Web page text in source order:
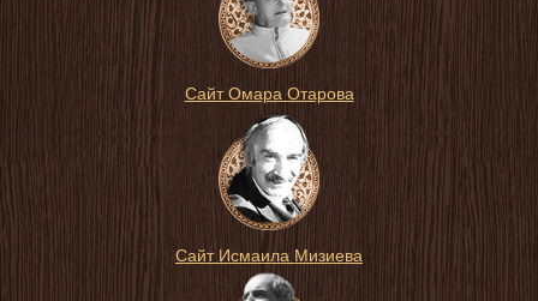
Сайт Омара Отарова
Сайт Исмаила Мизиева